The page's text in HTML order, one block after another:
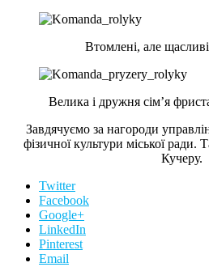
Втомлені, але
Велика і дружня сімʼя
Завдячуємо за нагороди
фізичної культури міської
Кучеру.
Twitter
Facebook
Google+
LinkedIn
Pinterest
Email